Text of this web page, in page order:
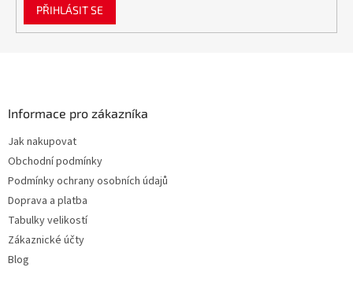
PŘIHLÁSIT SE
Informace pro zákazníka
Jak nakupovat
Obchodní podmínky
Podmínky ochrany osobních údajů
Doprava a platba
Tabulky velikostí
Zákaznické účty
Blog